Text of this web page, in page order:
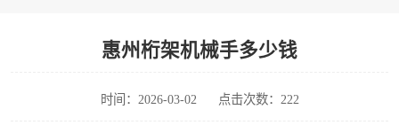
惠州桁架机械手多少钱
时间：2026-03-02 点击次数：222
龙门桁架
机器人机械手